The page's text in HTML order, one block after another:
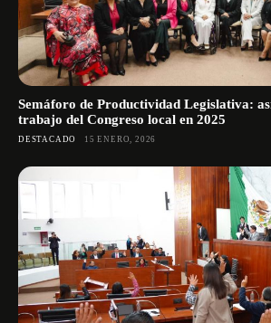
Semáforo de Productividad Legislativa:
trabajo del Congreso local en 2025
DESTACADO 15 ENERO, 2026